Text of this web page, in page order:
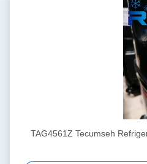
TAG4561Z Tecumseh